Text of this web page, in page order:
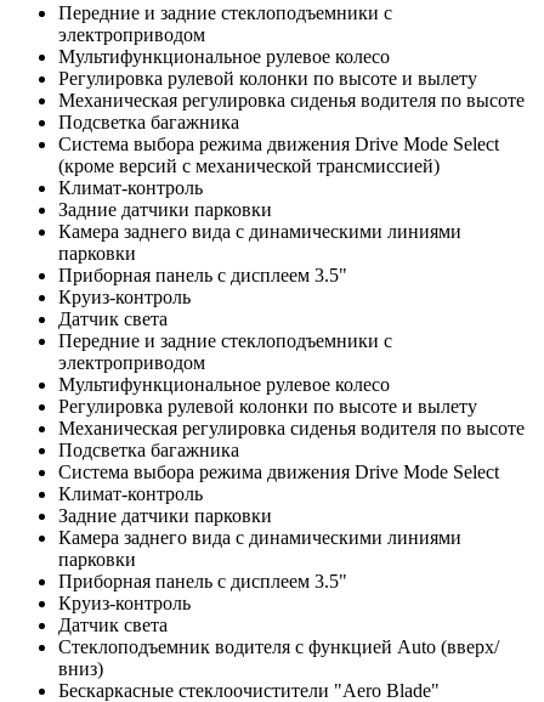
Передние и задние стеклоподъемники с
электроприводом
Мультифункциональное рулевое колесо
Регулировка рулевой колонки по высоте и вылету
Механическая регулировка сиденья водителя по высоте
Подсветка багажника
Система выбора режима движения Drive Mode Select
(кроме версий с механической трансмиссией)
Климат-контроль
Задние датчики парковки
Камера заднего вида с динамическими линиями
парковки
Приборная панель с дисплеем 3.5"
Круиз-контроль
Датчик света
Передние и задние стеклоподъемники с
электроприводом
Мультифункциональное рулевое колесо
Регулировка рулевой колонки по высоте и вылету
Механическая регулировка сиденья водителя по высоте
Подсветка багажника
Система выбора режима движения Drive Mode Select
Климат-контроль
Задние датчики парковки
Камера заднего вида с динамическими линиями
парковки
Приборная панель с дисплеем 3.5"
Круиз-контроль
Датчик света
Стеклоподъемник водителя с функцией Auto (вверх/
вниз)
Бескаркасные стеклоочистители "Aero Blade"